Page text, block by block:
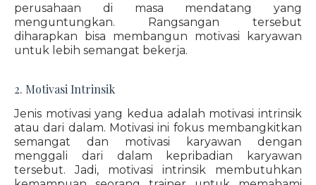
perusahaan di masa mendatang yang
menguntungkan. Rangsangan tersebut
diharapkan bisa membangun motivasi karyawan
untuk lebih semangat bekerja.
2. Motivasi Intrinsik
Jenis motivasi yang kedua adalah motivasi intrinsik
atau dari dalam. Motivasi ini fokus membangkitkan
semangat dan motivasi karyawan dengan
menggali dari dalam kepribadian karyawan
tersebut. Jadi, motivasi intrinsik membutuhkan